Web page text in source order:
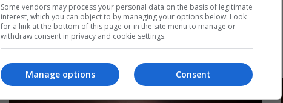
18:30 | 2024-06-08
Some vendors may process your personal data on the basis of legitimate
interest, which you can object to by managing your options below. Look
for a link at the bottom of this page or in the site menu to manage or
withdraw consent in privacy and cookie settings.
Consent
Manage options